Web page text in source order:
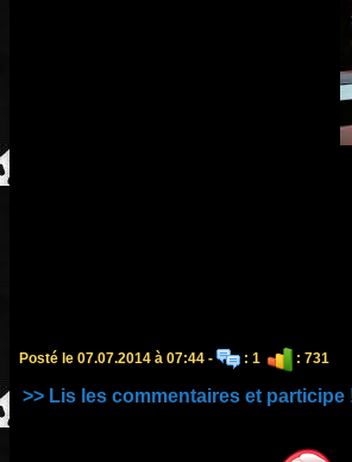
Posté le 07.07.2014 à 07:44 - : 1 : 731
>> Lis les commentaires et participe